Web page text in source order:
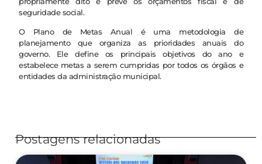
seguridade social.
O Plano de Metas Anual é uma metodologia de
planejamento que organiza as prioridades anuais do
governo. Ele define os principais objetivos do ano e
estabelece metas a serem cumpridas por todos os órgãos e
entidades da administração municipal.
Postagens relacionadas